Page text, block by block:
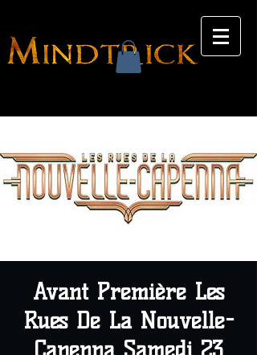
Avant Première Les
Rues De La Nouvelle-
Capenna Samedi 23